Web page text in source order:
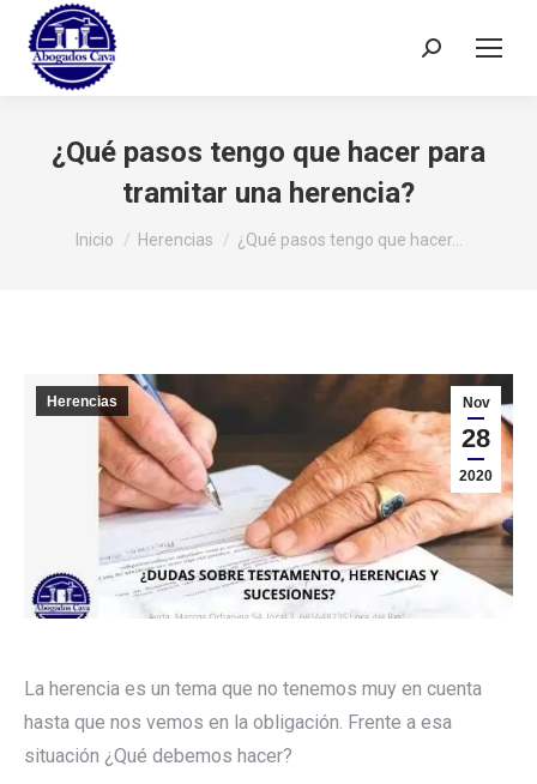
Buscar:
¿Qué pasos tengo que hacer para
tramitar una herencia?
Estás aquí:
Inicio Herencias ¿Qué pasos tengo que hacer…
Nov
28
2020
Herencias
La herencia es un tema que no tenemos muy en cuenta
hasta que nos vemos en la obligación. Frente a esa
situación ¿Qué debemos hacer?